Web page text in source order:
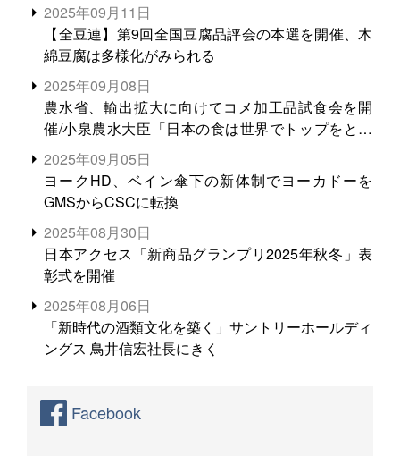
2025年09月11日
【全豆連】第9回全国豆腐品評会の本選を開催、木
綿豆腐は多様化がみられる
2025年09月08日
農水省、輸出拡大に向けてコメ加工品試食会を開
催/小泉農水大臣「日本の食は世界でトップをとれ
る。米増産に向けて、米輸出需要の拡大を」
2025年09月05日
ヨークHD、ベイン傘下の新体制でヨーカドーを
GMSからCSCに転換
2025年08月30日
日本アクセス「新商品グランプリ2025年秋冬」表
彰式を開催
2025年08月06日
「新時代の酒類文化を築く」サントリーホールディ
ングス 鳥井信宏社長にきく
Facebook